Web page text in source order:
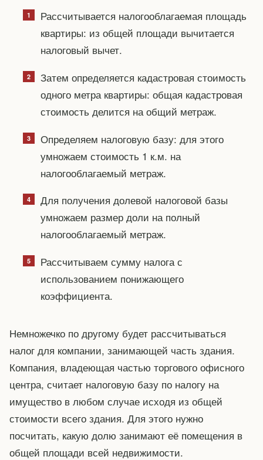
Рассчитывается налогооблагаемая площадь
квартиры: из общей площади вычитается
налоговый вычет.
Затем определяется кадастровая стоимость
одного метра квартиры: общая кадастровая
стоимость делится на общий метраж.
Определяем налоговую базу: для этого
умножаем стоимость 1 к.м. на
налогооблагаемый метраж.
Для получения долевой налоговой базы
умножаем размер доли на полный
налогооблагаемый метраж.
Рассчитываем сумму налога с
использованием понижающего
коэффициента.
Немножечко по другому будет рассчитываться
налог для компании, занимающей часть здания.
Компания, владеющая частью торгового офисного
центра, считает налоговую базу по налогу на
имущество в любом случае исходя из общей
стоимости всего здания. Для этого нужно
посчитать, какую долю занимают её помещения в
общей площади всей недвижимости.